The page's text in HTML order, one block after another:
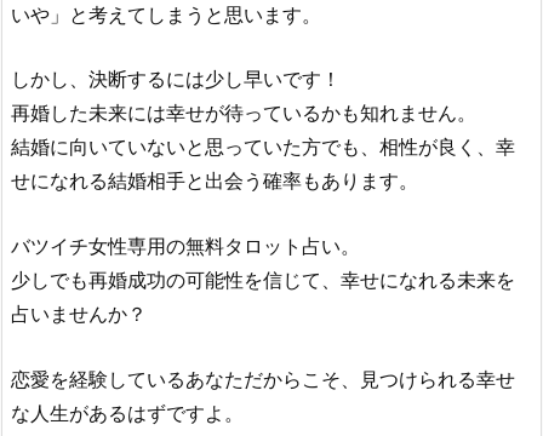
いや」と考えてしまうと思います。
しかし、決断するには少し早いです！
再婚した未来には幸せが待っているかも知れません。
結婚に向いていないと思っていた方でも、相性が良く、幸
せになれる結婚相手と出会う確率もあります。
バツイチ女性専用の無料タロット占い。
少しでも再婚成功の可能性を信じて、幸せになれる未来を
占いませんか？
恋愛を経験しているあなただからこそ、見つけられる幸せ
な人生があるはずですよ。